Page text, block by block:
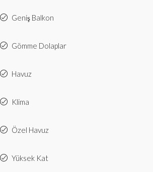
Geniş Balkon
Gömme Dolaplar
Havuz
Klima
Özel Havuz
Yüksek Kat